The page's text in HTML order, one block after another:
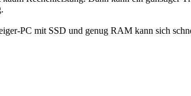
PC mit SSD und genug RAM kann sich